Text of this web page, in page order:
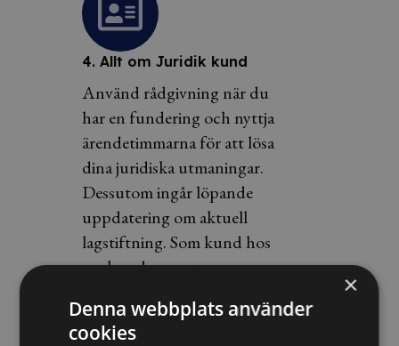
4. Allt om Juridik kund
Använd rådgivning när du
har en fundering och nyttja
ärendetimmarna för att lösa
dina juridiska utmaningar.
Dessutom ingår löpande
uppdatering om aktuell
lagstiftning. Som kund hos
oss kan du vara trygg.
×
Denna webbplats använder
cookies